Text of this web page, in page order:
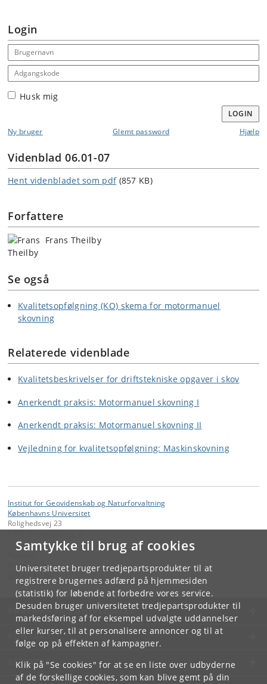
Samtykke til brug af cookies
Universitetet bruger tredjepartsprodukter til at
registrere brugernes adfærd på hjemmesiden
(statistik) for løbende at forbedre vores service.
Desuden bruger universitetet tredjepartsprodukter til
markedsføring af for eksempel udvalgte uddannelser
eller kurser, til at personalisere annoncer og til at
følge op på effekten af kampagner.
Klik på "Se cookies" for at se en liste over udbyderne
af de forskellige cookies, som kan blive gemt på din
Login
Email address
Adgangskode
Husk mig
LOGIN
Ny bruger
Glemt password Hjælp
Videnblad 06.01-07
Hent videnbladet som pdf (857 KB)
Forfattere
Frans Theilby
Se også
Kvalitetsopfølgning (KO) skema for motormanuel
skovning
Relaterede videnblade
Kvalitetsbeskrivelser for driftstekniske opgaver i skov
Anerkendt praksis: Motormanuel skovning I
Anerkendt praksis: Motormanuel skovning II
Vejledning for kvalitetsopfølgning: Maskinskovning
Institut for Geovidenskab og Naturforvaltning
Københavns Universitet
Rolighedsvej 23
Videntjenesten
KØBENHAVNS UNIVERSITET
KONTAKT
SERVICES